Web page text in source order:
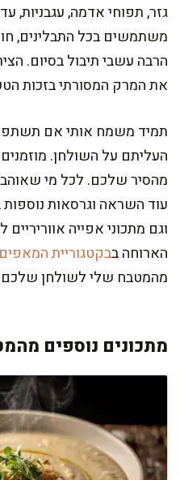
גזר, תפוחי אדמה, עגבניות,
משתמשים בכל התבלינים,
הרבה עשבי תיבול בסיום.
את המרק המסורתי בזכות
תמיד משמח אותי אם תשתפו
העליתם על השולחן.
מהסיר שלכם. לכל מי שאוהב
עוד השראה וגרסאות נוספות
וגם מתכוני אפייה
הארוחה בבקטגוריית המאפים
מהמטבח שלי לשולחן
מתכונים נוספים